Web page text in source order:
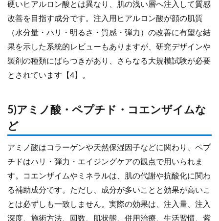
硬いヒアルロン酸とは異なり、肌の浅い層へ注入して質感
改善を目指す成分です。注入用ヒアルロン酸が顔の肌質
（水分量・ハリ・明るさ・質感・弾力）の改善に有望な結
果を示した系統的レビューもありますが、研究デザインや
製剤の種類にばらつきがあり、さらなる大規模試験が必要
とされています【4】。
5)アミノ酸・ペプチド・コエンザイムな
ど
アミノ酸はコラーゲンや天然保湿因子などに関わり、ペプ
チドはハリ・弾力・エイジングケアの観点で用いられま
す。コエンザイムやミネラルは、肌の代謝や抗酸化に関わ
る補助成分です。ただし、成分が多いことと効果が高いこ
とは必ずしも一致しません。実際の効果は、注入量、注入
深度、施術方法、回数、肌状態、併用治療、生活習慣、紫